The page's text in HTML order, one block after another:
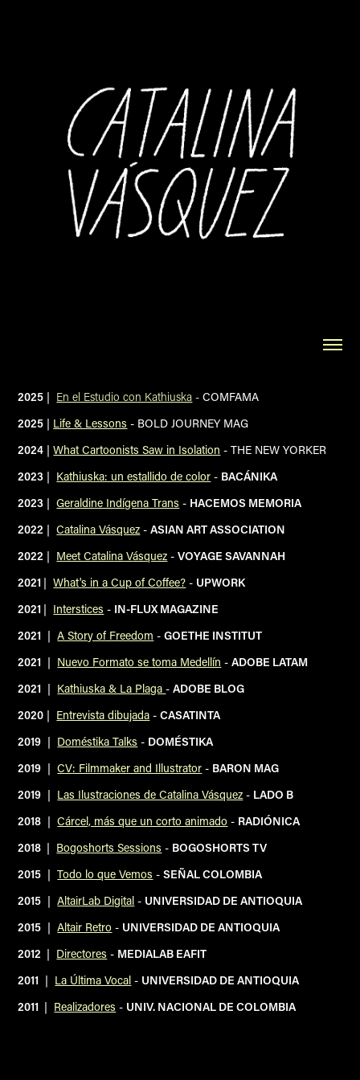
2025 | En el Estudio con Kathiuska - COMFAMA
2025 | Life & Lessons - BOLD JOURNEY MAG
2024 |What Cartoonists Saw in Isolation - THE NEW YORKER
2023 | Kathiuska: un estallido de color - BACÁNIKA
2023 |Geraldine Indígena Trans - HACEMOS MEMORIA
2022 |Catalina Vásquez -ASIAN ART ASSOCIATION
2022 | Meet Catalina Vásquez -VOYAGE SAVANNAH
2021 |What's in a Cup of Coffee? - UPWORK
2021 | Interstices - IN-FLUX MAGAZINE
2021 |A Story of Freedom -GOETHE INSTITUT
2021 | Nuevo Formato se toma Medellín -ADOBE LATAM
2021 | Kathiuska & La Plaga-ADOBE BLOG
2020 | Entrevista dibujada -CASATINTA
2019 | Doméstika Talks - DOMÉSTIKA
2019 |CV: Filmmaker and Illustrator - BARON MAG
2019 | Las Ilustraciones de Catalina Vásquez - LADO B
2018 | Cárcel, más que un corto animado - RADIÓNICA
2018 | Bogoshorts Sessions - BOGOSHORTS TV
2015 |Todo lo que Vemos -SEÑAL COLOMBIA
2015 |AltairLab Digital - UNIVERSIDAD DE ANTIOQUIA
2015 |Altair Retro - UNIVERSIDAD DE ANTIOQUIA
2012 | Directores - MEDIALAB EAFIT
2011 | La Última Vocal - UNIVERSIDAD DE ANTIOQUIA
2011 | Realizadores - UNIV. NACIONAL DE COLOMBIA